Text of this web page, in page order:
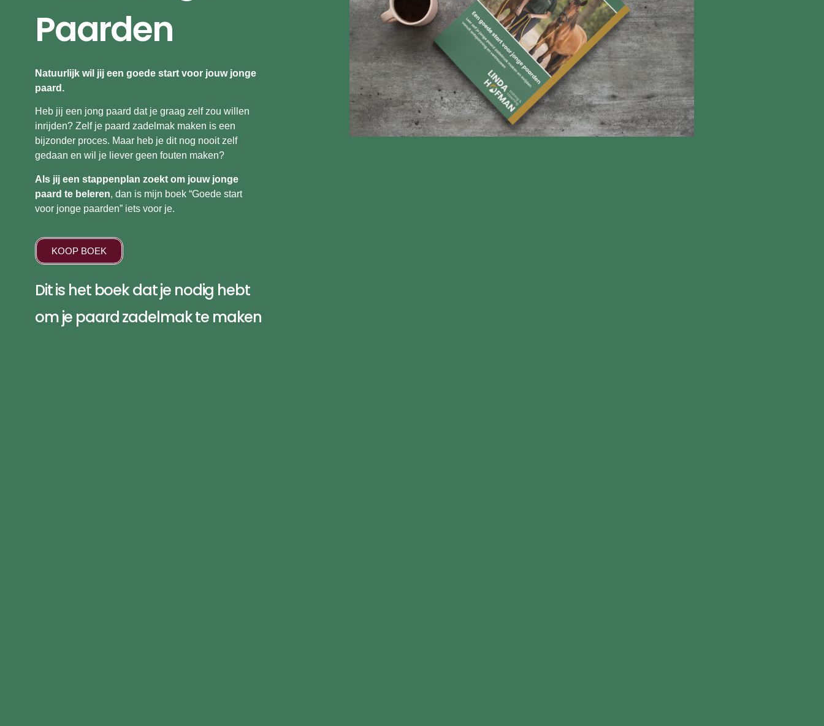
Paarden
Natuurlijk wil jij een goede start voor jouw jonge
paard.
Heb jij een jong paard dat je graag zelf zou willen
inrijden? Zelf je paard zadelmak maken is een
bijzonder proces. Maar heb je dit nog nooit zelf
gedaan en wil je liever geen fouten maken?
Als jij een stappenplan zoekt om jouw jonge
paard te beleren, dan is mijn boek “Goede start
voor jonge paarden” iets voor je.
KOOP BOEK
Dit is het boek dat je nodig hebt
om je paard zadelmak te maken